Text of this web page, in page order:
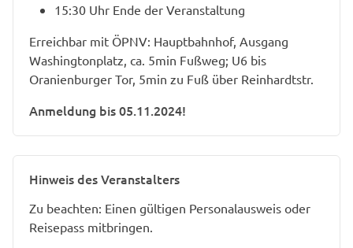
15:30 Uhr Ende der Veranstaltung
Erreichbar mit ÖPNV: Hauptbahnhof, Ausgang
Washingtonplatz, ca. 5min Fußweg; U6 bis
Oranienburger Tor, 5min zu Fuß über Reinhardtstr.
Anmeldung bis 05.11.2024!
Hinweis des Veranstalters
Zu beachten: Einen gültigen Personalausweis oder
Reisepass mitbringen.